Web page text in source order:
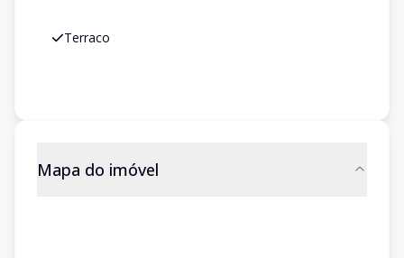
Terraco
Mapa do imóvel